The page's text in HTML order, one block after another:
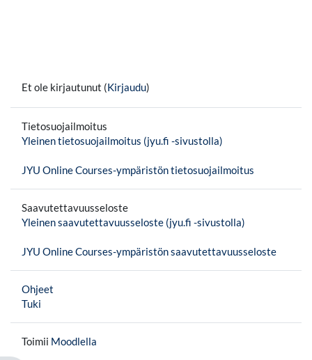
Et ole kirjautunut (Kirjaudu)
Tietosuojailmoitus
Yleinen tietosuojailmoitus (jyu.fi -sivustolla)
JYU Online Courses-ympäristön tietosuojailmoitus
Saavutettavuusseloste
Yleinen saavutettavuusseloste (jyu.fi -sivustolla)
JYU Online Courses-ympäristön saavutettavuusseloste
Ohjeet
Tuki
Toimii Moodlella